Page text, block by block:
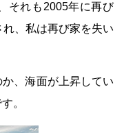
それも2005年に再び
、私は再び家を失い
、海面が上昇してい
。